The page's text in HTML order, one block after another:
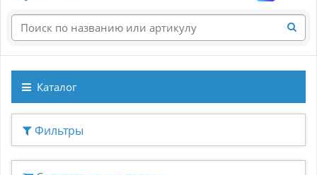
Каталог
Фильтры